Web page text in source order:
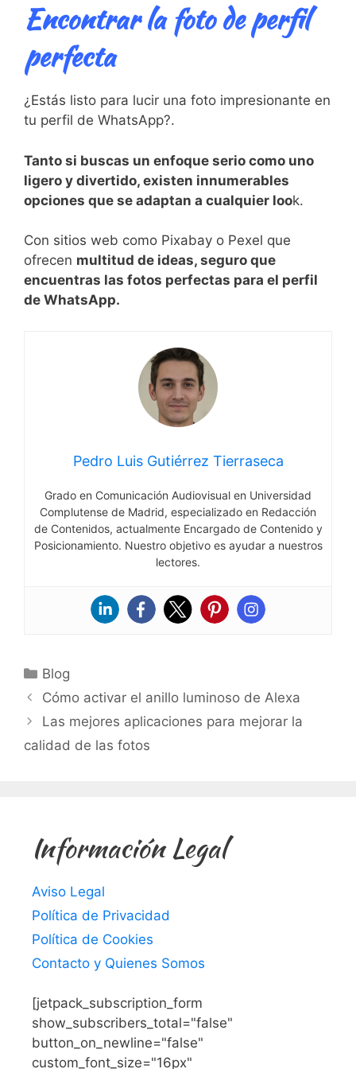
Encontrar la foto de perfil
perfecta
¿Estás listo para lucir una foto impresionante en
tu perfil de WhatsApp?.
Tanto si buscas un enfoque serio como uno
ligero y divertido, existen innumerables
opciones que se adaptan a cualquier look.
Con sitios web como Pixabay o Pexel que
ofrecen multitud de ideas, seguro que
encuentras las fotos perfectas para el perfil
de WhatsApp.
Pedro Luis Gutiérrez Tierraseca
Grado en Comunicación Audiovisual en Universidad
Complutense de Madrid, especializado en Redacción
de Contenidos, actualmente Encargado de Contenido y
Posicionamiento. Nuestro objetivo es ayudar a nuestros
lectores.
Categorías
Blog
Cómo activar el anillo luminoso de Alexa
Las mejores aplicaciones para mejorar la
calidad de las fotos
Información Legal
Aviso Legal
Política de Privacidad
Política de Cookies
Contacto y Quienes Somos
[jetpack_subscription_form
show_subscribers_total="false"
button_on_newline="false"
custom_font_size="16px"